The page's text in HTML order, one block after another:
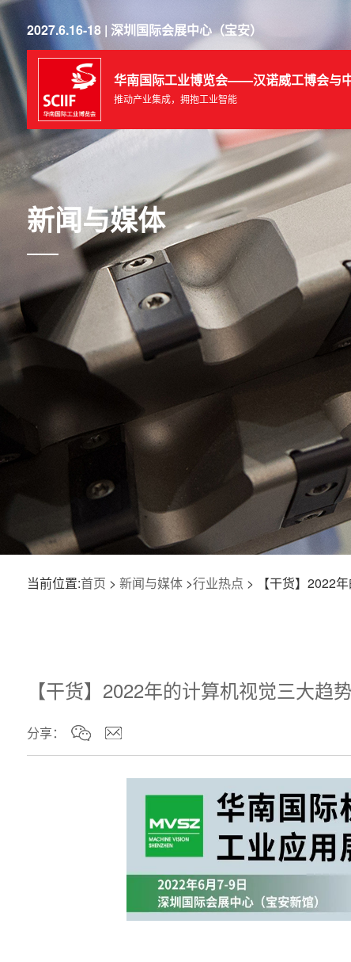
2027.6.16-18 | 深圳国际会展中心（宝安）
华南国际工业博览会——汉诺威工博会与
推动产业集成，拥抱工业智能
新闻与媒体
当前位置:首页 > 新闻与媒体>行业热点 > 【干货】2022
【干货】2022年的计算机视觉三大趋势
分享：